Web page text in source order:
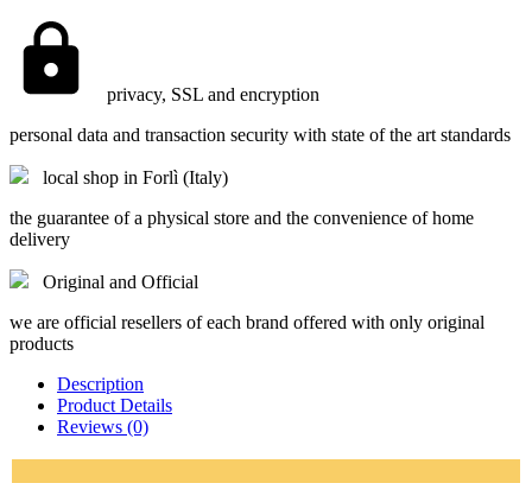
privacy, SSL and encryption
personal data and transaction security with state of the art standards
local shop in Forlì (Italy)
the guarantee of a physical store and the convenience of home
delivery
Original and Official
we are official resellers of each brand offered with only original
products
Description
Product Details
Reviews (0)